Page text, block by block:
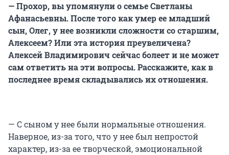
— Прохор, вы упомянули о семье Светланы
Афанасьевны. После того как умер ее младший
сын, Олег, у нее возникли сложности со старшим,
Алексеем? Или эта история преувеличена?
Алексей Владимирович сейчас болеет и не может
сам ответить на эти вопросы. Расскажите, как в
последнее время складывались их отношения.
— С сыном у нее были нормальные отношения.
Наверное, из-за того, что у нее был непростой
характер, из-за ее творческой, эмоциональной